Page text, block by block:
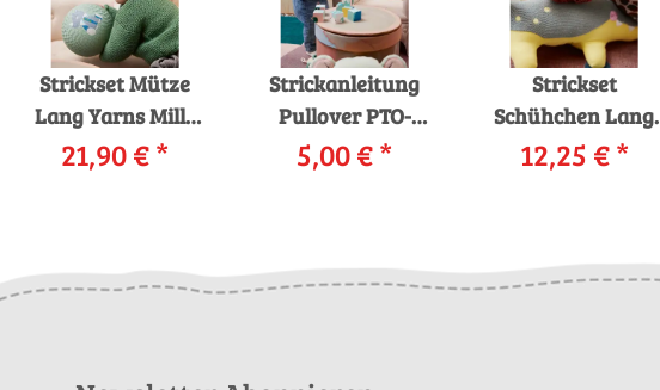
Strickset Mütze
Lang Yarns Mille
Colori Baby UBBE
mit Anleitung in
21,90 €*
Strickanleitung
Pullover PTO-
080_11 LANGYARNS
Merino 200 Bébé
5,00 €*
Strickset
Schühchen Lang
Yarns Merino Bébé
KAYSA mit
12,25 €*